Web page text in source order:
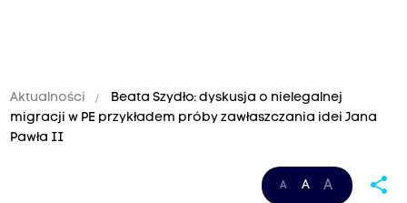
Aktualności
Beata Szydło: dyskusja o nielegalnej
migracji w PE przykładem próby zawłaszczania idei Jana
Pawła II
A A A share